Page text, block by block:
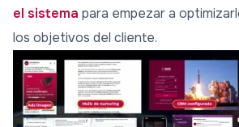
el sistema para empezar a
los objetivos del cliente.